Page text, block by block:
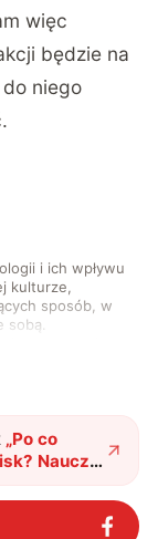
więc
będzie na
do niego
i ich wpływu
kulturze,
sposób, w
sobą.
W wolnych
„Po co
Nauczy
Androidem